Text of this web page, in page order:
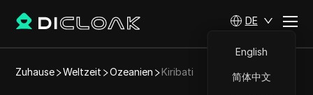
DE
English
简体中文
Zuhause Weltzeit Ozeanien Kiribati